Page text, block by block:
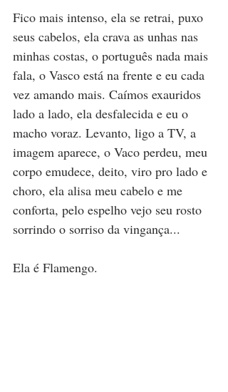
Fico mais intenso, ela se retrai, puxo
seus cabelos, ela crava as unhas nas
minhas costas, o português nada mais
fala, o Vasco está na frente e eu cada
vez amando mais. Caímos exauridos
lado a lado, ela desfalecida e eu o
macho voraz. Levanto, ligo a TV, a
imagem aparece, o Vaco perdeu, meu
corpo emudece, deito, viro pro lado e
choro, ela alisa meu cabelo e me
conforta, pelo espelho vejo seu rosto
sorrindo o sorriso da vingança...
Ela é Flamengo.